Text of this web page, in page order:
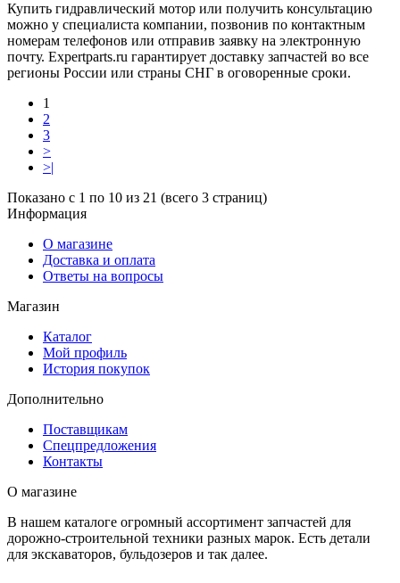
Купить гидравлический мотор или получить консультацию
можно у специалиста компании, позвонив по контактным
номерам телефонов или отправив заявку на электронную
почту. Expertparts.ru гарантирует доставку запчастей во все
регионы России или страны СНГ в оговоренные сроки.
1
2
3
>
>|
Показано с 1 по 10 из 21 (всего 3 страниц)
Информация
О магазине
Доставка и оплата
Ответы на вопросы
Магазин
Каталог
Мой профиль
История покупок
Дополнительно
Поставщикам
Спецпредложения
Контакты
О магазине
В нашем каталоге огромный ассортимент запчастей для
дорожно-строительной техники разных марок. Есть детали
для экскаваторов, бульдозеров и так далее.